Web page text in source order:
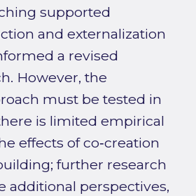
supported
and externalization
a revised
However, the
must be tested in
is limited empirical
effects of co‑creation
further research
additional perspectives,